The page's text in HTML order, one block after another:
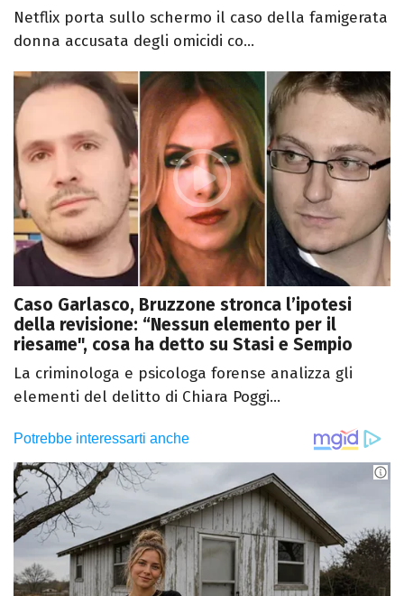
Netflix porta sullo schermo il caso della famigerata
donna accusata degli omicidi co...
Caso Garlasco, Bruzzone stronca l’ipotesi
della revisione: “Nessun elemento per il
riesame", cosa ha detto su Stasi e Sempio
La criminologa e psicologa forense analizza gli
elementi del delitto di Chiara Poggi...